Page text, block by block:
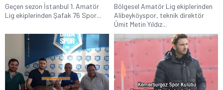
Geçen sezon İstanbul 1. Amatör
Lig ekiplerinden Şafak 76 Spor...
Bölgesel Amatör Lig ekiplerinden
Alibeyköyspor, teknik direktör
Ümit Metin Yıldız...